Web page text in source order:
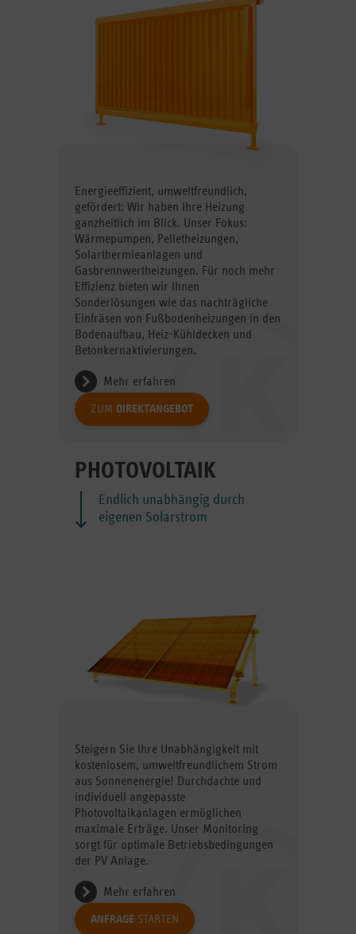
Energieeffizient, umweltfreundlich,
gefördert: Wir haben Ihre Heizung
ganzheitlich im Blick. Unser Fokus:
Wärmepumpen, Pelletheizungen,
Solarthermieanlagen und
Gasbrennwertheizungen. Für noch mehr
Effizienz bieten wir Ihnen
Sonderlösungen wie das nachträgliche
Einfräsen von Fußbodenheizungen in den
Bodenaufbau, Heiz-Kühldecken und
Betonkernaktivierungen.
Mehr erfahren
ZUM DIREKTANGEBOT
PHOTOVOLTAIK
Endlich unabhängig durch
eigenen Solarstrom
Steigern Sie Ihre Unabhängigkeit mit
kostenlosem, umweltfreundlichem Strom
aus Sonnenenergie! Durchdachte und
individuell angepasste
Photovoltaikanlagen ermöglichen
maximale Erträge. Unser Monitoring
sorgt für optimale Betriebsbedingungen
der PV Anlage.
Mehr erfahren
ANFRAGE STARTEN